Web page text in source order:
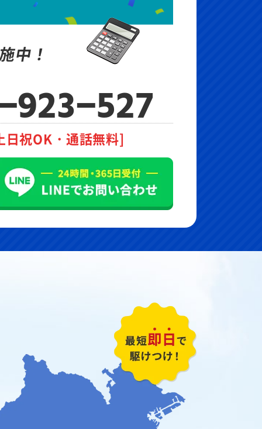
中！
923-527
日祝OK・通話無料]